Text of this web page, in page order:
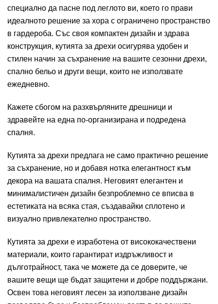
специално да пасне под леглото ви, което го прави
идеалното решение за хора с ограничено пространство
в гардероба. Със своя компактен дизайн и здрава
конструкция, кутията за дрехи осигурява удобен и
стилен начин за съхранение на вашите сезонни дрехи,
спално бельо и други вещи, които не използвате
ежедневно.
Кажете сбогом на разхвърляните дрешници и
здравейте на една по-организирана и подредена
спалня.
Кутията за дрехи предлага не само практично решение
за съхранение, но и добавя нотка елегантност към
декора на вашата спалня. Неговият елегантен и
минималистичен дизайн безпроблемно се вписва в
естетиката на всяка стая, създавайки сплотено и
визуално привлекателно пространство.
Кутията за дрехи е изработена от висококачествени
материали, които гарантират издръжливост и
дълготрайност, така че можете да се доверите, че
вашите вещи ще бъдат защитени и добре поддържани.
Освен това неговият лесен за използване дизайн